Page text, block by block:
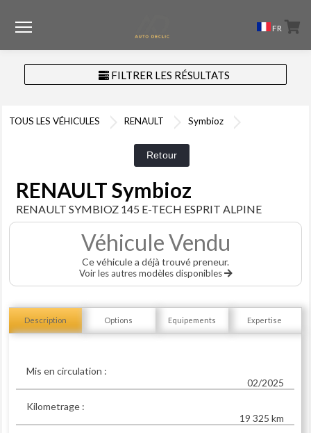
FR
FILTRER LES RÉSULTATS
TOUS LES VÉHICULES RENAULT Symbioz
RENAULT Symbioz
RENAULT SYMBIOZ 145 E-TECH ESPRIT ALPINE
Véhicule Vendu
Ce véhicule a déjà trouvé preneur.
Voir les autres modèles disponibles
Description Options Equipements Expertise
Mis en circulation :
02/2025
Kilometrage :
19 325 km